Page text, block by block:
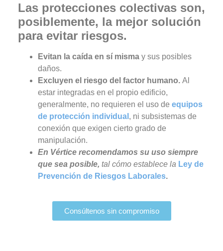
Las protecciones colectivas son,
posiblemente, la mejor solución
para evitar riesgos.
Evitan la caída en sí mismay sus posibles
daños.
Excluyen el riesgo del factor humano.Al
estar integradas en el propio edificio,
generalmente, no requieren el uso de equipos
de protección individual , ni subsistemas de
conexión que exigen cierto grado de
manipulación.
En Vértice recomendamos su uso siempre
que sea posible, tal cómo establece la Ley de
Prevención de Riesgos Laborales.
Consúltenos sin compromiso